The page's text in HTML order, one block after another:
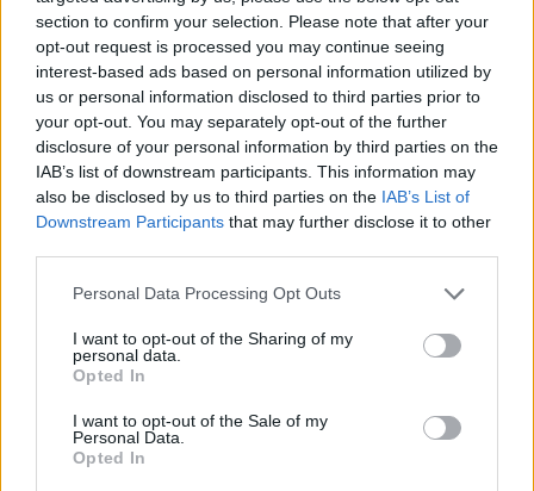
section to confirm your selection. Please note that after your
opt-out request is processed you may continue seeing
interest-based ads based on personal information utilized by
us or personal information disclosed to third parties prior to
your opt-out. You may separately opt-out of the further
disclosure of your personal information by third parties on the
IAB’s list of downstream participants. This information may
also be disclosed by us to third parties on the IAB’s List of
Downstream Participants that may further disclose it to other
Please note that this website/app uses one or more Google
not limited to your visit or usage behaviour. You may click to
grant or deny consent to Google and its third-party tags to
use your data for below specified purposes in below Google
consent section.
Personal Data Processing Opt Outs
I want to opt-out of the Sharing of my
personal data.
Opted In
I want to opt-out of the Sale of my
Personal Data.
Opted In
Nánási Pál. Nóra pedig rögtön hozzáteszi: „Én azt
szeretem benne, hogy ő a bölcs, higgadt, nyugodt erő
a családunkban és a párkapcsolatunkban is,
elképesztő rálátással a világ dolgaira.”Ha a
műsorvezető bármilyen döntés előtt áll vagy
bármiben tanácstalan, a férjére mindig számíthat.
Inspiráljuk és motiváljuk egymást
egyfolytában.
„Ő egy jó csaj! Egy bitang jó csaj, aki figyel magára.
(...) Nekem, mint
hozzáteszi:„Avonzalomnagyon kell, hogy
működjön, úgyhogy ez kölcsönös. Ez az első perctől